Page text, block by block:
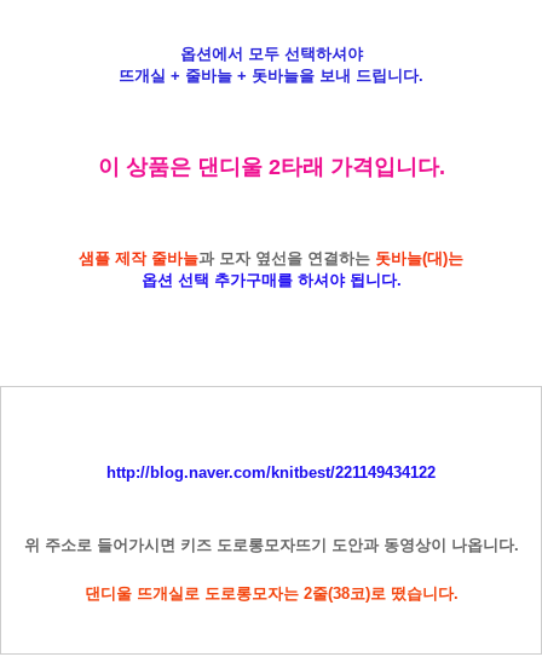
옵션에서 모두 선택하셔야
뜨개실 + 줄바늘 + 돗바늘을 보내 드립니다.
이 상품은 댄디울 2타래 가격입니다.
샘플 제작 줄바늘과 모자 옆선을 연결하는 돗바늘(대)는
옵션 선택 추가구매를 하셔야 됩니다.
http://blog.naver.com/knitbest/221149434122
위 주소로 들어가시면 키즈 도로롱모자뜨기 도안과 동영상이 나옵니다.
댄디울 뜨개실로 도로롱모자는 2줄(38코)로 떴습니다.